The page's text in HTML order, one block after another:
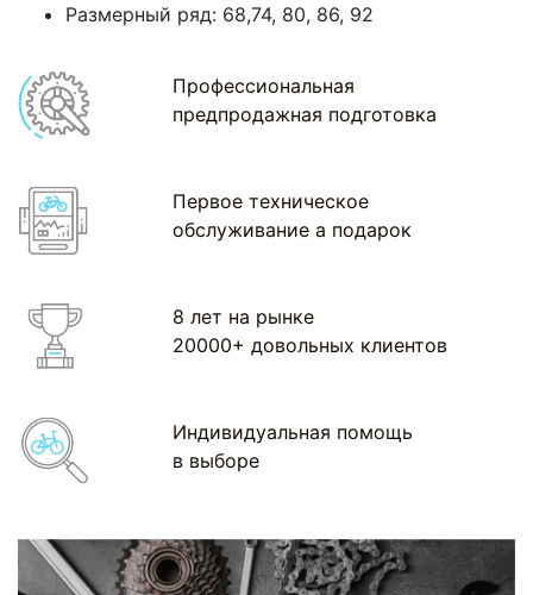
Размерный ряд: 68,74, 80, 86, 92
Профессиональная
предпродажная подготовка
Первое техническое
обслуживание а подарок
8 лет на рынке
20000+ довольных клиентов
Индивидуальная помощь
в выборе